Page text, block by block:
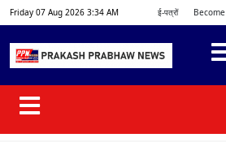
Friday 07 Aug 2026 3:34 AM ई-पत्रों